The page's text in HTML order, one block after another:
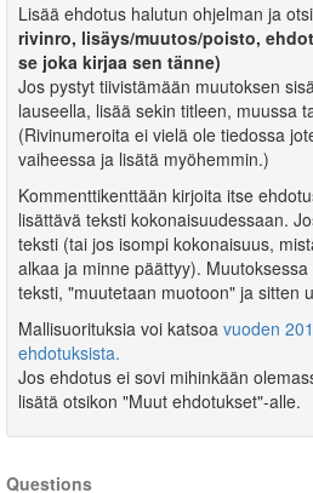
Lisää ehdotus halutun ohjelman ja
rivinro, lisäys/muutos/poisto,
se joka kirjaa sen tänne)
Jos pystyt tiivistämään muutoksen
lauseella, lisää sekin titleen, muussa
(Rivinumeroita ei vielä ole tiedossa
vaiheessa ja lisätä myöhemmin.)
Kommenttikenttään kirjoita itse
lisättävä teksti kokonaisuudessaan.
teksti (tai jos isompi kokonaisuus,
alkaa ja minne päättyy).
teksti, "muutetaan muotoon" ja sitten
Mallisuorituksia voi katsoa vuoden
ehdotuksista.
Jos ehdotus ei sovi mihinkään
lisätä otsikon "Muut ehdotukset"-alle.
Questions